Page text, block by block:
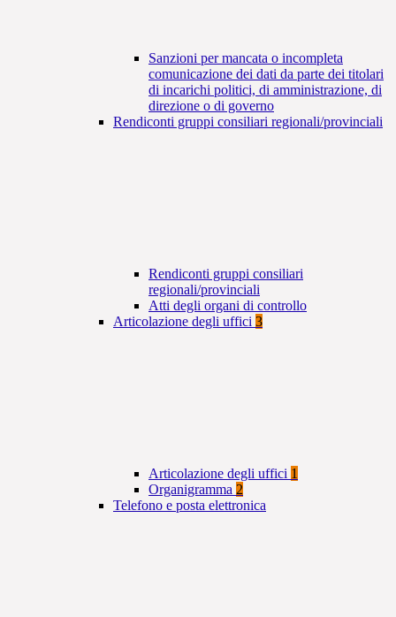
Sanzioni per mancata o incompleta
comunicazione dei dati da parte dei titolari
di incarichi politici, di amministrazione, di
direzione o di governo
Rendiconti gruppi consiliari regionali/provinciali
Rendiconti gruppi consiliari
regionali/provinciali
Atti degli organi di controllo
Articolazione degli uffici 3
Articolazione degli uffici 1
Organigramma 2
Telefono e posta elettronica